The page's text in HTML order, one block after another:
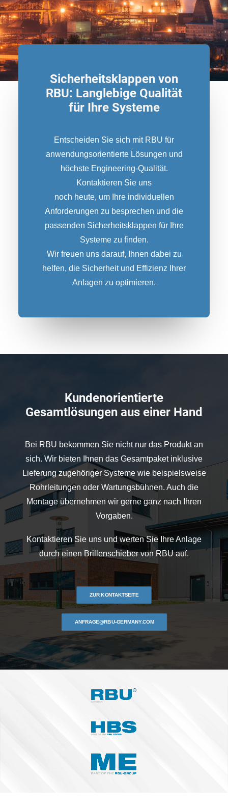
Sicherheitsklappen von
RBU: Langlebige Qualität
für Ihre Systeme
Entscheiden Sie sich mit RBU für
anwendungsorientierte Lösungen und
höchste Engineering-Qualität.
Kontaktieren Sie uns
noch heute, um Ihre individuellen
Anforderungen zu besprechen und die
passenden Sicherheitsklappen für Ihre
Systeme zu finden.
Wir freuen uns darauf, Ihnen dabei zu
helfen, die Sicherheit und Effizienz Ihrer
Anlagen zu optimieren.
Kundenorientierte
Gesamtlösungen aus einer Hand
Bei RBU bekommen Sie nicht nur das Produkt an
sich. Wir bieten Ihnen das Gesamtpaket inklusive
Lieferung zugehöriger Systeme wie beispielsweise
Rohrleitungen oder Wartungsbühnen. Auch die
Montage übernehmen wir gerne ganz nach Ihren
Vorgaben.
Kontaktieren Sie uns und werten Sie Ihre Anlage
durch einen Brillenschieber von RBU auf.
ZUR KONTAKTSEITE
ANFRAGE@RBU-GERMANY.COM